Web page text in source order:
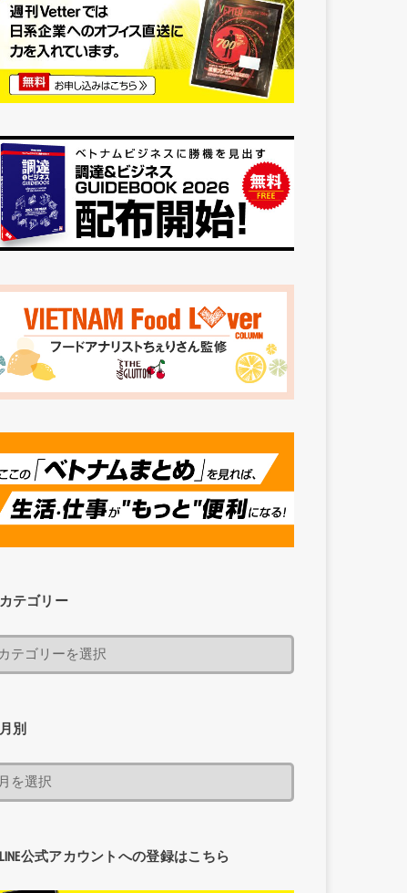
カテゴリー
月別
LINE公式アカウントへの登録はこちら